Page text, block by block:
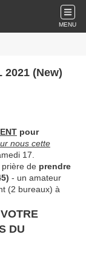
MENU
2021 (New)
pour
nous cette
17.
prière de prendre
- un amateur
(2 bureaux) à
DU